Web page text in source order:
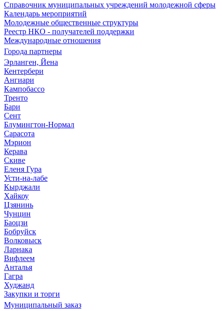
Справочник муниципальных учреждений молодежной сферы
Календарь мероприятий
Молодежные общественные структуры
Реестр НКО - получателей поддержки
Международные отношения
Города партнеры
Эрланген, Йена
Кентербери
Ангиари
Кампобассо
Тренто
Бари
Сент
Блумингтон-Нормал
Сарасота
Мэрион
Керава
Скиве
Еленя Гура
Усти-на-лабе
Кырджали
Хайкоу
Цзянинь
Чунцин
Баоцзи
Бобруйск
Волковыск
Ларнака
Вифлеем
Анталья
Гагра
Худжанд
Закупки и торги
Муниципальный заказ